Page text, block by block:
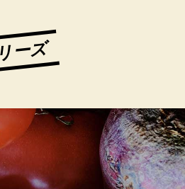
ーズ